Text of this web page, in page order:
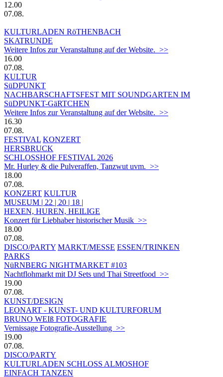
12.00
07.08.
KULTURLADEN RöTHENBACH
SKATRUNDE
Weitere Infos zur Veranstaltung auf der Website. >>
16.00
07.08.
KULTUR
SüDPUNKT
NACHBARSCHAFTSFEST MIT SOUNDGARTEN IM
SüDPUNKT-GäRTCHEN
Weitere Infos zur Veranstaltung auf der Website. >>
16.30
07.08.
FESTIVAL KONZERT
HERSBRUCK
SCHLOSSHOF FESTIVAL 2026
Mr. Hurley & die Pulveraffen, Tanzwut uvm. >>
18.00
07.08.
KONZERT KULTUR
MUSEUM | 22 | 20 | 18 |
HEXEN, HUREN, HEILIGE
Konzert für Liebhaber historischer Musik >>
18.00
07.08.
DISCO/PARTY MARKT/MESSE ESSEN/TRINKEN
PARKS
NüRNBERG NIGHTMARKET #103
Nachtflohmarkt mit DJ Sets und Thai Streetfood >>
19.00
07.08.
KUNST/DESIGN
LEONART - KUNST- UND KULTURFORUM
BRUNO WEIß FOTOGRAFIE
Vernissage Fotografie-Ausstellung >>
19.00
07.08.
DISCO/PARTY
KULTURLADEN SCHLOSS ALMOSHOF
EINFACH TANZEN